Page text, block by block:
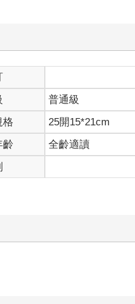
普通級
格
25開15*21cm
齡
全齡適讀